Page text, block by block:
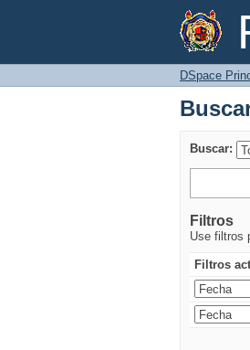
DSpace
Buscar:
Filtros
Use filtros
Filtros